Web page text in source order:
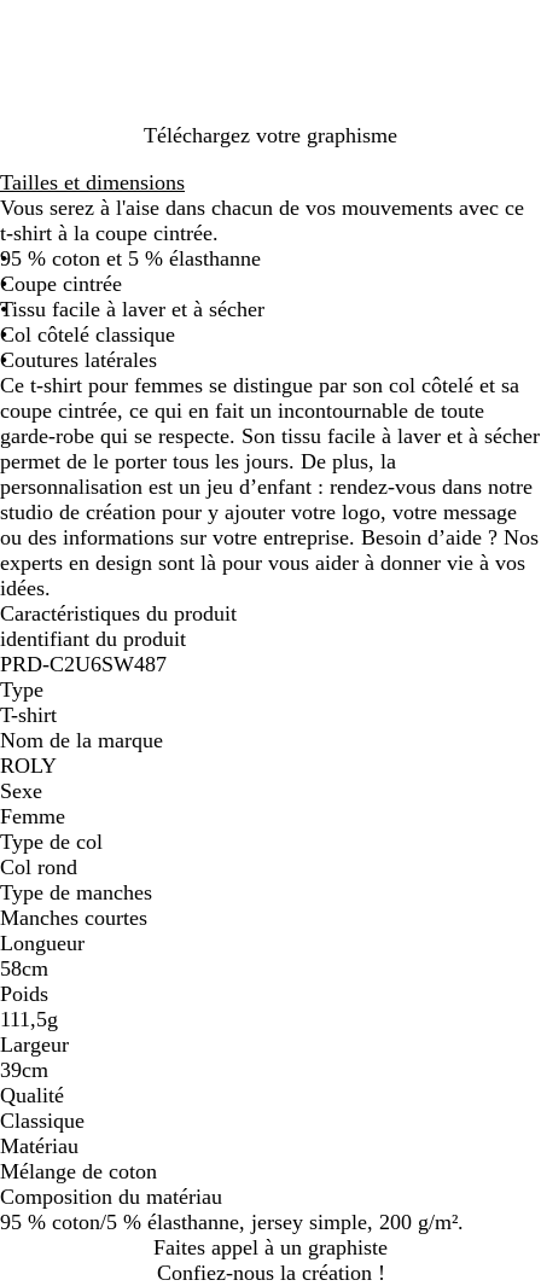
Téléchargez votre graphisme
Tailles et dimensions
Vous serez à l'aise dans chacun de vos mouvements avec ce
t-shirt à la coupe cintrée.
95 % coton et 5 % élasthanne
Coupe cintrée
Tissu facile à laver et à sécher
Col côtelé classique
Coutures latérales
Ce t-shirt pour femmes se distingue par son col côtelé et sa
coupe cintrée, ce qui en fait un incontournable de toute
garde-robe qui se respecte. Son tissu facile à laver et à sécher
permet de le porter tous les jours. De plus, la
personnalisation est un jeu d’enfant : rendez-vous dans notre
studio de création pour y ajouter votre logo, votre message
ou des informations sur votre entreprise. Besoin d’aide ? Nos
experts en design sont là pour vous aider à donner vie à vos
idées.
Caractéristiques du produit
identifiant du produit
PRD-C2U6SW487
Type
T-shirt
Nom de la marque
ROLY
Sexe
Femme
Type de col
Col rond
Type de manches
Manches courtes
Longueur
58cm
Poids
111,5g
Largeur
39cm
Qualité
Classique
Matériau
Mélange de coton
Composition du matériau
95 % coton/5 % élasthanne, jersey simple, 200 g/m².
Faites appel à un graphiste
Confiez-nous la création !